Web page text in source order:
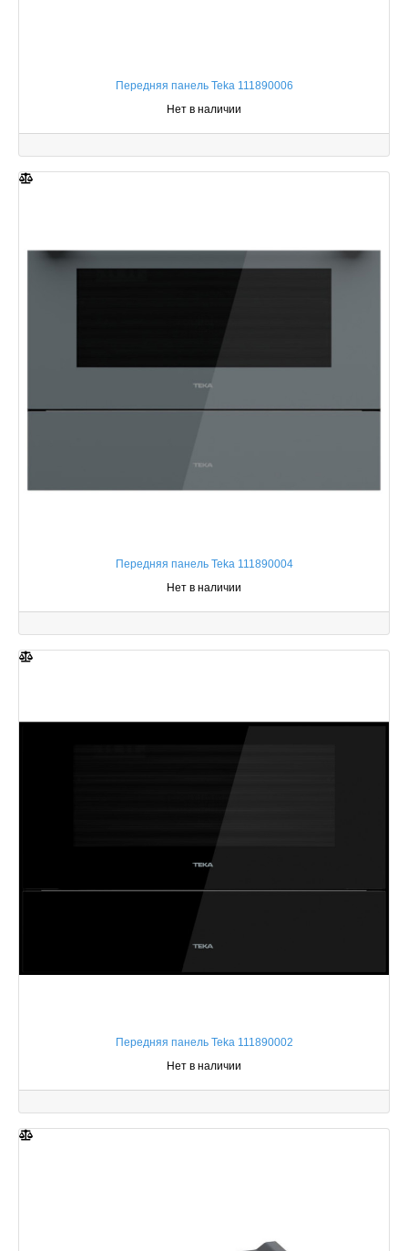
Передняя панель Teka 111890006
Нет в наличии
Передняя панель Teka 111890004
Нет в наличии
Передняя панель Teka 111890002
Нет в наличии